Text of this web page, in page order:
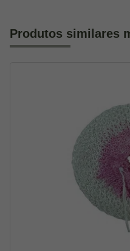
Produtos similares